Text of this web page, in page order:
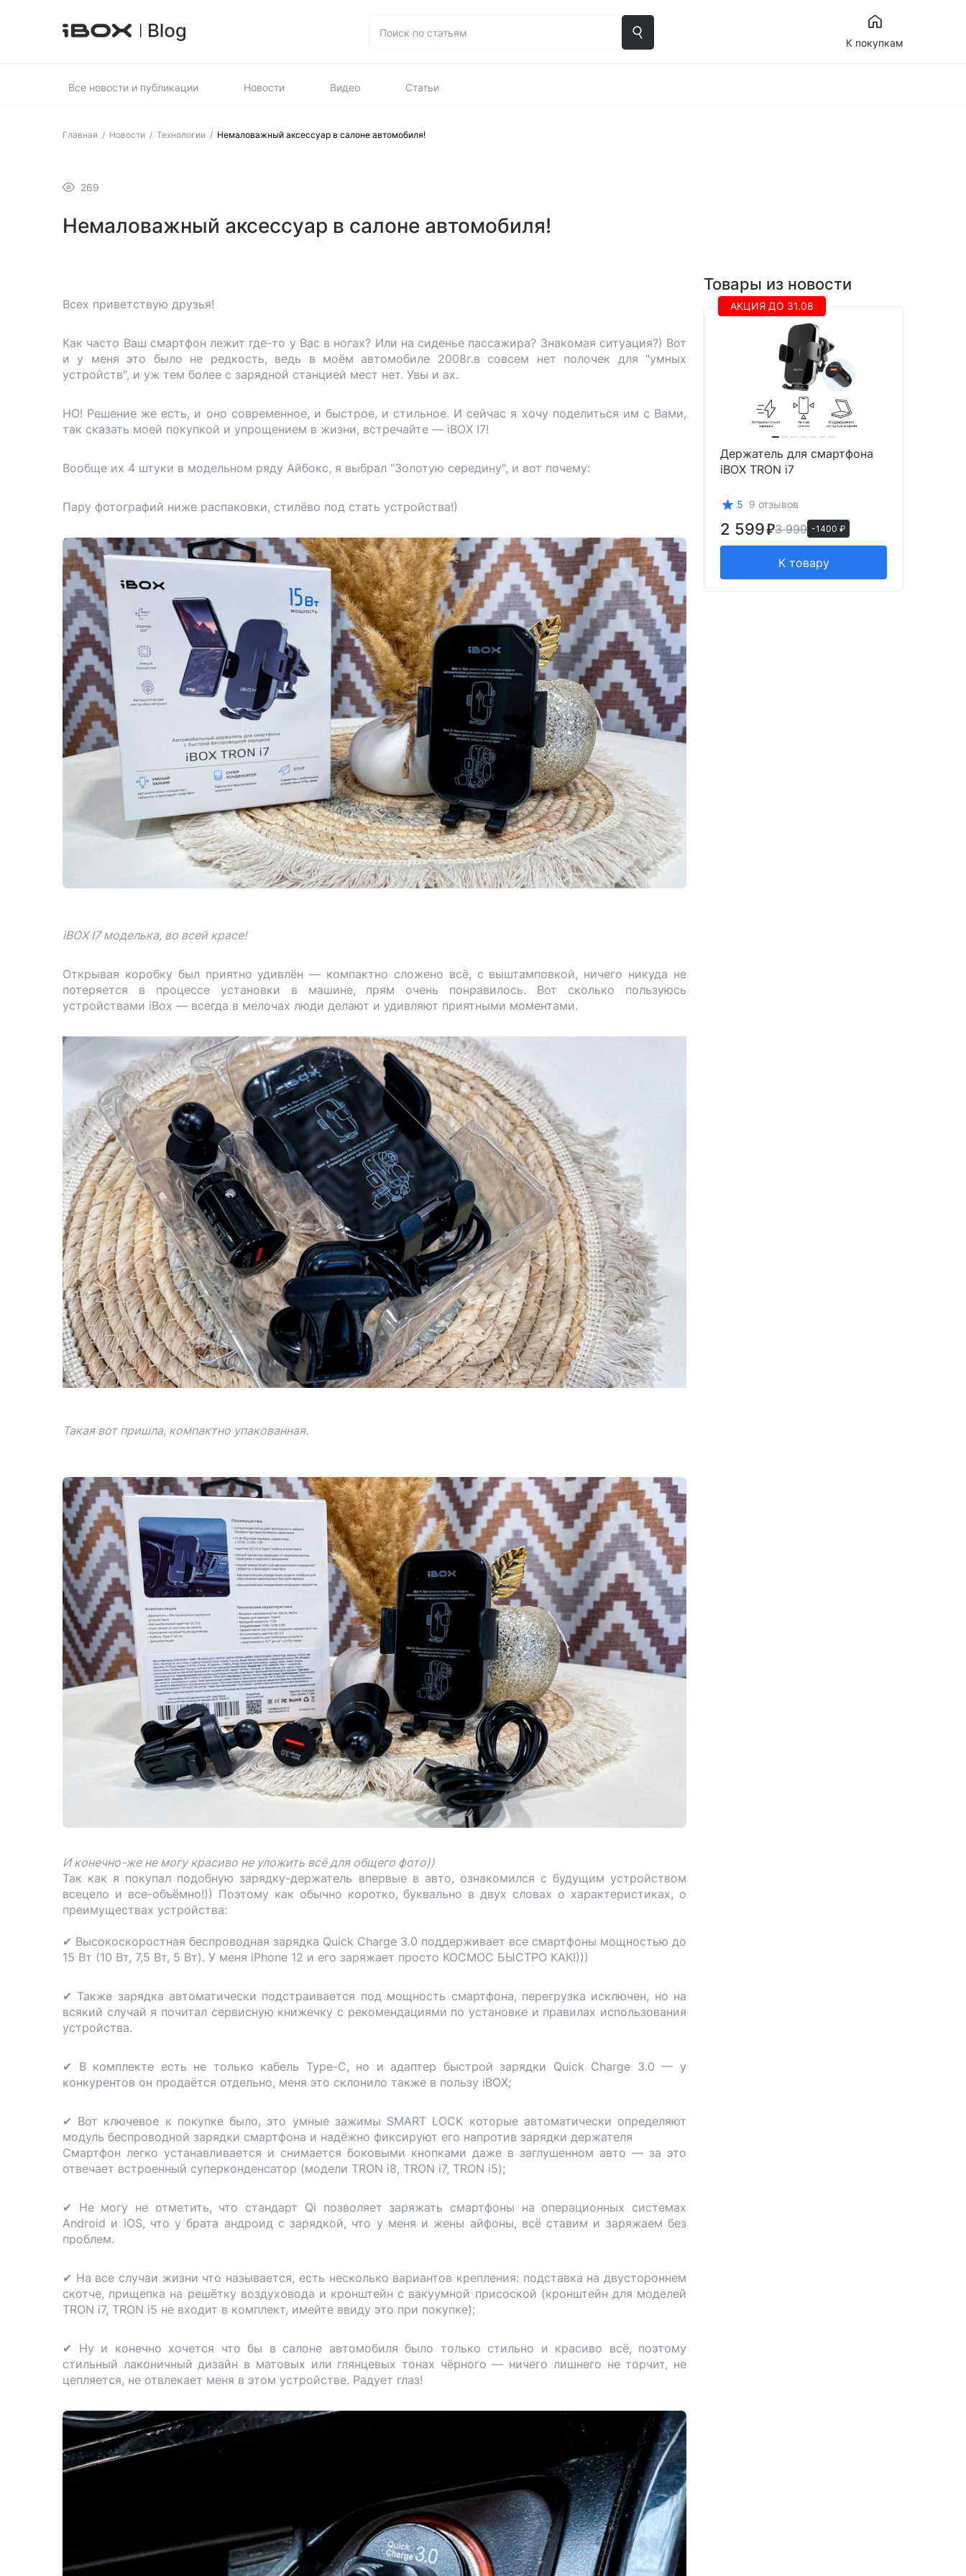
К покупкам
Все новости и публикации Новости Видео Статьи
Главная / Новости / Технологии / Немаловажный аксессуар в салоне автомобиля!
269
Немаловажный аксессуар в салоне автомобиля!
Всех приветствую друзья!
Как часто Ваш смартфон лежит где-то у Вас в ногах? Или на сиденье пассажира? Знакомая ситуация?) Вот
и у меня это было не редкость, ведь в моём автомобиле 2008г.в совсем нет полочек для "умных
устройств", и уж тем более с зарядной станцией мест нет. Увы и ах.
НО! Решение же есть, и оно современное, и быстрое, и стильное. И сейчас я хочу поделиться им с Вами,
так сказать моей покупкой и упрощением в жизни, встречайте — iBOX I7!
Вообще их 4 штуки в модельном ряду Айбокс, я выбрал "Золотую середину", и вот почему:
Пару фотографий ниже распаковки, стилёво под стать устройства!)
iBOX I7 моделька, во всей красе!
Открывая коробку был приятно удивлён — компактно сложено всё, с выштамповкой, ничего никуда не
потеряется в процессе установки в машине, прям очень понравилось. Вот сколько пользуюсь
устройствами iBox — всегда в мелочах люди делают и удивляют приятными моментами.
Такая вот пришла, компактно упакованная.
И конечно-же не могу красиво не уложить всё для общего фото))
Так как я покупал подобную зарядку-держатель впервые в авто, ознакомился с будущим устройством
всецело и все-объёмно!)) Поэтому как обычно коротко, буквально в двух словах о характеристиках, о
преимуществах устройства:
✔ Высокоскоростная беспроводная зарядка Quick Charge 3.0 поддерживает все смартфоны мощностью до
15 Вт (10 Вт, 7,5 Вт, 5 Вт). У меня iPhone 12 и его заряжает просто КОСМОС БЫСТРО КАК!)))
✔ Также зарядка автоматически подстраивается под мощность смартфона, перегрузка исключен, но на
всякий случай я почитал сервисную книжечку с рекомендациями по установке и правилах использования
устройства.
✔ В комплекте есть не только кабель Type-C, но и адаптер быстрой зарядки Quick Charge 3.0 — у
конкурентов он продаётся отдельно, меня это склонило также в пользу iBOX;
✔ Вот ключевое к покупке было, это умные зажимы SMART LOCK которые автоматически определяют
модуль беспроводной зарядки смартфона и надёжно фиксируют его напротив зарядки держателя
Смартфон легко устанавливается и снимается боковыми кнопками даже в заглушенном авто — за это
отвечает встроенный суперконденсатор (модели TRON i8, TRON i7, TRON i5);
✔ Не могу не отметить, что стандарт Qi позволяет заряжать смартфоны на операционных системах
Android и iOS, что у брата андроид с зарядкой, что у меня и жены айфоны, всё ставим и заряжаем без
проблем.
✔ На все случаи жизни что называется, есть несколько вариантов крепления: подставка на двустороннем
скотче, прищепка на решётку воздуховода и кронштейн с вакуумной присоской (кронштейн для моделей
TRON i7, TRON i5 не входит в комплект, имейте ввиду это при покупке);
✔ Ну и конечно хочется что бы в салоне автомобиля было только стильно и красиво всё, поэтому
стильный лаконичный дизайн в матовых или глянцевых тонах чёрного — ничего лишнего не торчит, не
цепляется, не отвлекает меня в этом устройстве. Радует глаз!
Товары из новости
АКЦИЯ ДО 31.08
Держатель для смартфона
iBOX TRON i7
5 9 отзывов
2 599 3 999 -1400 ₽
К товару